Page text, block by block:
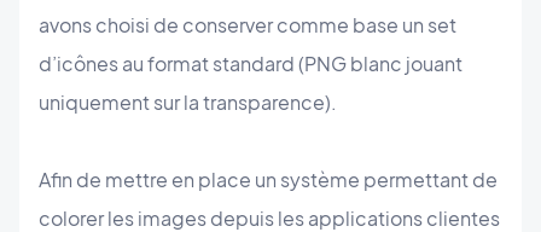
avons choisi de conserver comme base un set
d’icônes au format standard (PNG blanc jouant
uniquement sur la transparence).
Afin de mettre en place un système permettant de
colorer les images depuis les applications clientes